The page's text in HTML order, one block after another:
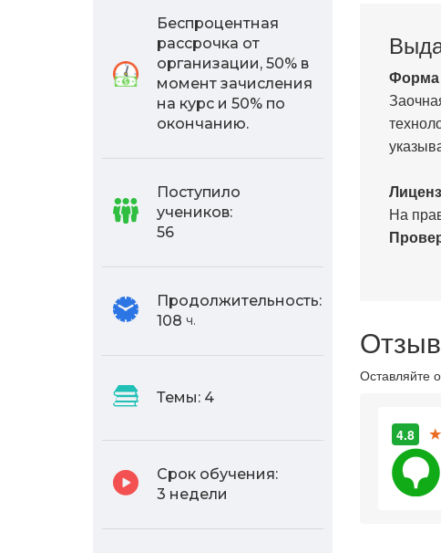
Беспроцентная
рассрочка от
организации, 50% в
момент зачисления
на курс и 50% по
окончанию.
Поступило
учеников:
56
Продолжительность:
108 ч.
Темы: 4
Срок обучения:
3 недели
Форма
На
Оставляйте
4.8